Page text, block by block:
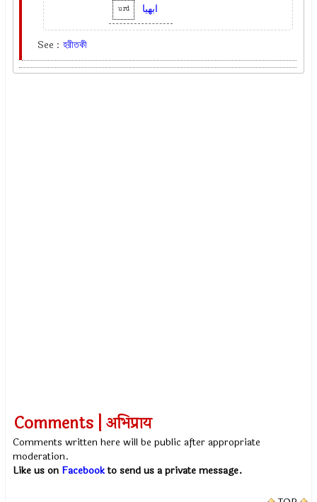
urd ابھیا
See : হরীতকী
Comments | अभिप्राय
Comments written here will be public after appropriate
moderation.
Like us on Facebookto send us a private message.